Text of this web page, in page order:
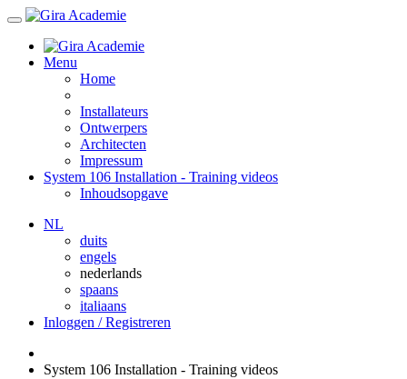
Menu
Home
Installateurs
Ontwerpers
Architecten
Impressum
System 106 Installation - Training videos
Inhoudsopgave
NL
duits
engels
nederlands
spaans
italiaans
Inloggen / Registreren
System 106 Installation - Training videos